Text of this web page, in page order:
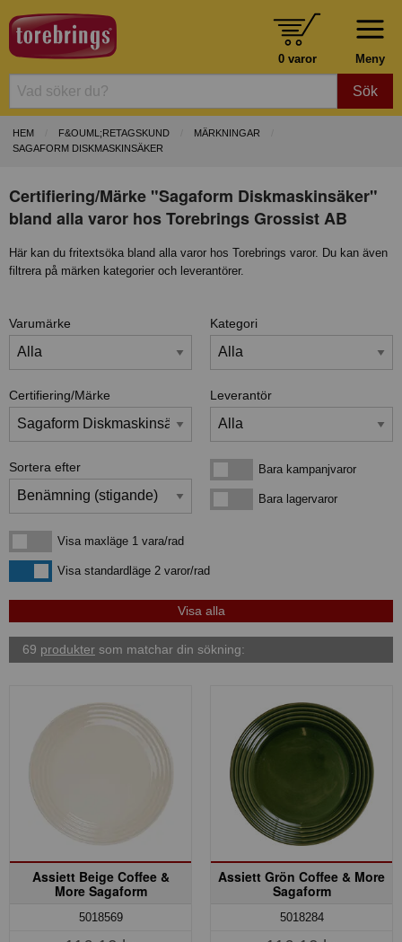
Meny
0 varor
Sök
HEM F&OUML;RETAGSKUND
MÄRKNINGAR
SAGAFORM DISKMASKINSÄKER
Certifiering/Märke "Sagaform Diskmaskinsäker"
bland alla varor hos Torebrings Grossist AB
Här kan du fritextsöka bland alla varor hos Torebrings varor. Du kan även
filtrera på märken kategorier och leverantörer.
Varumärke Kategori
Certifiering/Märke Leverantör
Sortera efter Bara kampanjvarorBara kampanjvaror
Bara lagervarorBara lagervaror
Visa maxläge 1 vara/rad
Visa maxläge 1 vara/rad
Visa standardlägeVisa standardläge 2 varor/rad
69 produkter som matchar din sökning:
Assiett Beige Coffee &
More Sagaform
5018569
Assiett Grön Coffee & More
Sagaform
5018284